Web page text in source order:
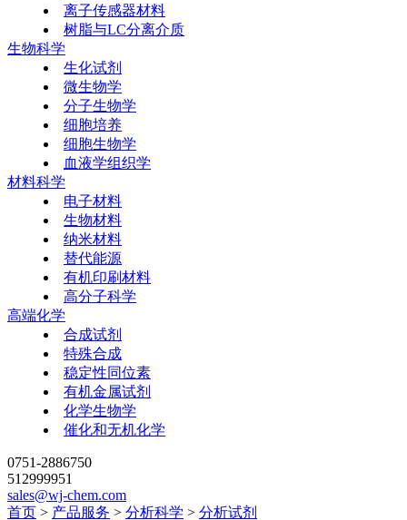
离子传感器材料
树脂与LC分离介质
生物科学
生化试剂
微生物学
分子生物学
细胞培养
细胞生物学
血液学组织学
材料科学
电子材料
生物材料
纳米材料
替代能源
有机印刷材料
高分子科学
高端化学
合成试剂
特殊合成
稳定性同位素
有机金属试剂
化学生物学
催化和无机化学
0751-2886750
512999951
sales@wj-chem.com
首页 > 产品服务 > 分析科学 > 分析试剂